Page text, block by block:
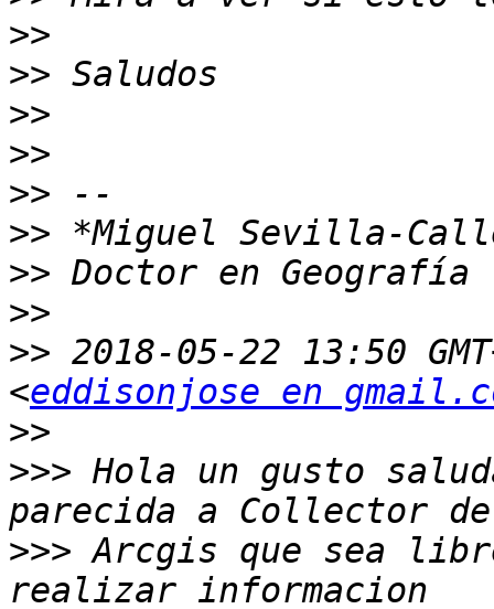
>>
>>
>>
>>
>>
>>
>>
>>
>> 2018-05-22 13:50
<eddisonjose en
>>
>>> Hola un gusto
>>> Arcgis que sea